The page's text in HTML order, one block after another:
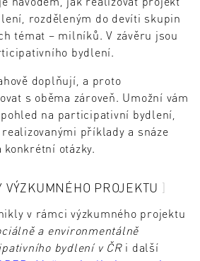
rozděleným do devíti skupin
témat – milníků. V závěru jsou
bydlení.
doplňují, a proto
s oběma zároveň. Umožní vám
na participativní bydlení,
příklady a snáze
konkrétní otázky.
VÝZKUMNÉHO PROJEKTU
v rámci výzkumného projektu
a environmentálně
bydlení v ČRi další